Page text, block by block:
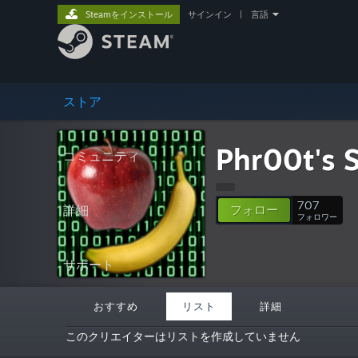
ストア
コミュニティ
詳細
サポート
Steamをインストール サインイン 言語
Phr00t's
フォロー 707
フォロワー
おすすめ リスト 詳細
このクリエイターはリストを作成していません